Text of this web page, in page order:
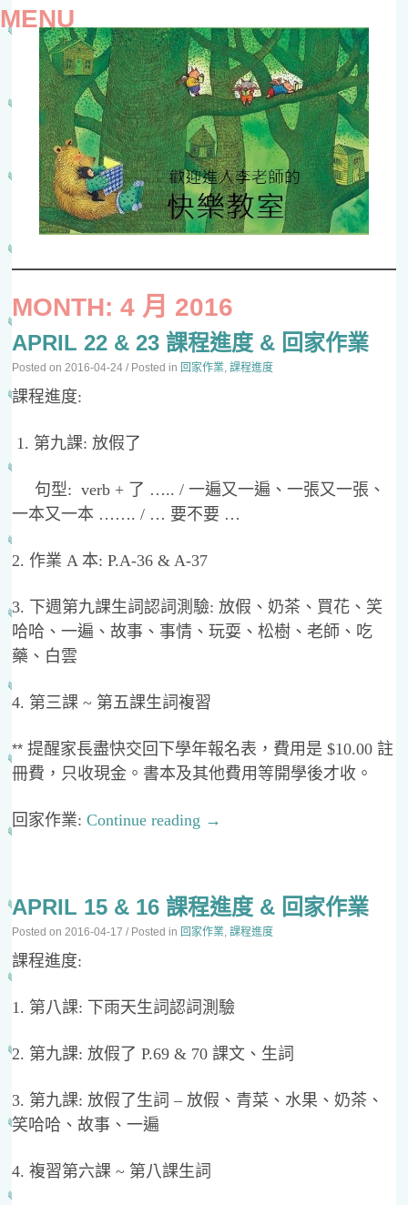
MENU
TO
CONTENT
MONTH:4 月 2016
APRIL 22 & 23 課程進度 & 回家作業
Posted on2016-04-24 / Posted in 回家作業,課程進度
課程進度:
1. 第九課: 放假了
句型: verb + 了 ….. / 一遍又一遍、一張又一張、
一本又一本 ……. / … 要不要 …
2. 作業 A 本: P.A-36 & A-37
3. 下週第九課生詞認詞測驗: 放假、奶茶、買花、笑
哈哈、一遍、故事、事情、玩耍、松樹、老師、吃
藥、白雲
4. 第三課 ~ 第五課生詞複習
** 提醒家長盡快交回下學年報名表，費用是 $10.00 註
冊費，只收現金。書本及其他費用等開學後才收。
回家作業:Continue reading →
APRIL 15 & 16 課程進度 & 回家作業
Posted on2016-04-17 / Posted in 回家作業,課程進度
課程進度:
1. 第八課: 下雨天生詞認詞測驗
2. 第九課: 放假了 P.69 & 70 課文、生詞
3. 第九課: 放假了生詞 – 放假、青菜、水果、奶茶、
笑哈哈、故事、一遍
4. 複習第六課 ~ 第八課生詞